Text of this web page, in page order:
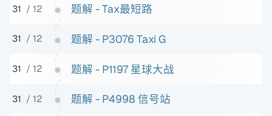
31 / 12 题解 - Tax最短路
31 / 12 题解 - P3076 Taxi G
31 / 12 题解 - P1197 星球大战
31 / 12 题解 - P4998 信号站